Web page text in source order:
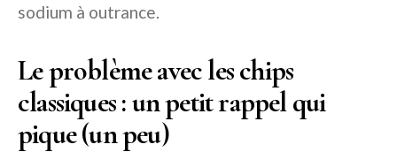
sodium à outrance.
Le problème avec les chips
classiques : un petit rappel qui
pique (un peu)